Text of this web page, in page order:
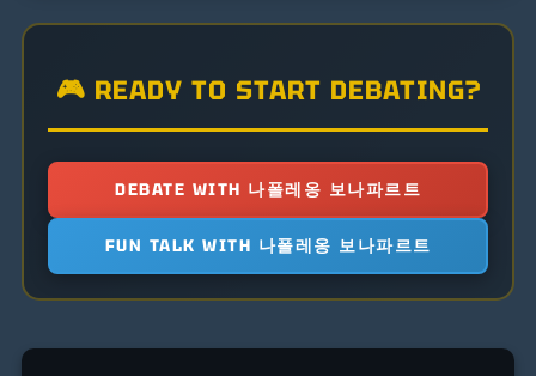
🎮 READY TO START DEBATING?
DEBATE WITH 나폴레옹 보나파르트
FUN TALK WITH 나폴레옹 보나파르트